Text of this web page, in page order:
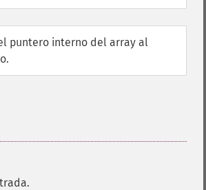
puntero interno del array al